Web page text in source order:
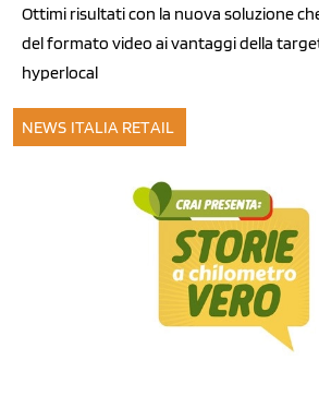
Ottimi risultati con la nuova soluzione
del formato video ai vantaggi della
hyperlocal
NEWS ITALIA RETAIL